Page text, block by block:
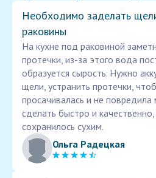
Необходимо заделать
раковины
На кухне под раковиной
протечки, из-за этого вода
образуется сырость. Нужно
щели, устранить протечки,
просачивалась и не
сделать быстро и
сохранилось сухим.
Ольга Радецкая